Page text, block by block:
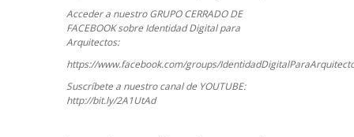
Acceder a nuestro GRUPO CERRADO DE
FACEBOOK sobre Identidad Digital para
Arquitectos:
https://www.facebook.com/groups/
Suscríbete a nuestro canal de YOUTUBE:
http://bit.ly/2A1UtAd